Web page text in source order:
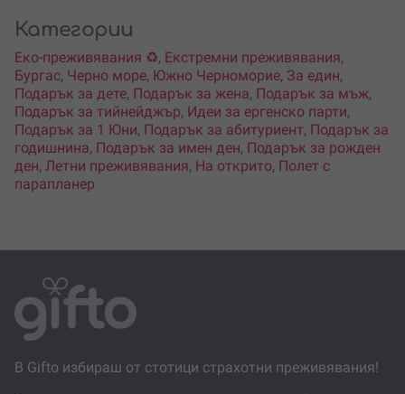
Категории
Еко-преживявания ♻️, Екстремни преживявания,
Бургас, Черно море, Южно Черноморие, За един,
Подарък за дете, Подарък за жена, Подарък за мъж,
Подарък за тийнейджър, Идеи за ергенско парти,
Подарък за 1 Юни, Подарък за абитуриент, Подарък за
годишнина, Подарък за имен ден, Подарък за рожден
ден, Летни преживявания, На открито, Полет с
парапланер
В Gifto избираш от стотици страхотни преживявания!